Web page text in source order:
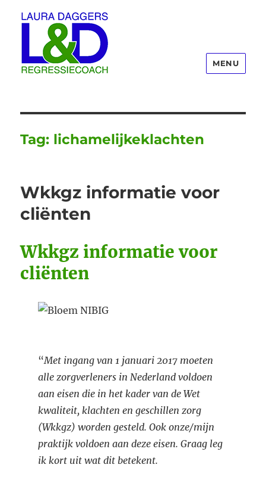
MENU
Tag: lichamelijkeklachten
Wkkgz informatie voor
cliënten
Wkkgz informatie voor
cliënten
“Met ingang van 1 januari 2017 moeten
alle zorgverleners in Nederland voldoen
aan eisen die in het kader van de Wet
kwaliteit, klachten en geschillen zorg
(Wkkgz) worden gesteld. Ook onze/mijn
praktijk voldoen aan deze eisen. Graag leg
ik kort uit wat dit betekent.